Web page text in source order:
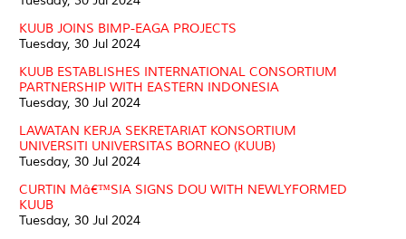
KUUB JOINS BIMP-EAGA PROJECTS
Tuesday, 30 Jul 2024
KUUB ESTABLISHES INTERNATIONAL CONSORTIUM
PARTNERSHIP WITH EASTERN INDONESIA
Tuesday, 30 Jul 2024
LAWATAN KERJA SEKRETARIAT KONSORTIUM
UNIVERSITI UNIVERSITAS BORNEO (KUUB)
Tuesday, 30 Jul 2024
CURTIN Mâ€™SIA SIGNS DOU WITH NEWLYFORMED
KUUB
Tuesday, 30 Jul 2024